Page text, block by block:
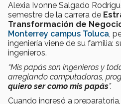
Alexia Ivonne Salgado
semestre de la carrera de
Transformación de
Monterrey campus Toluca,
ingeniería viene de su familia:
ingenieros.
“Mis papás son ingenieros y
arreglando computadoras,
quiero ser como mis papás”.
Cuando ingresó a